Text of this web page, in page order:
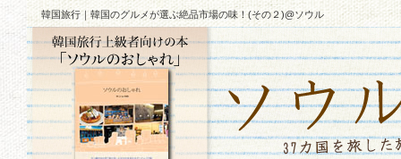
韓国旅行｜韓国のグルメが選ぶ絶品市場の味！(その２)@ソウル